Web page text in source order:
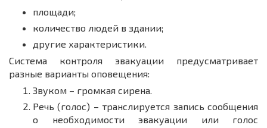
площади;
количество людей в здании;
другие характеристики.
Система контроля эвакуации предусматривает
разные варианты оповещения:
Звуком – громкая сирена.
Речь (голос) – транслируется запись сообщения
о необходимости эвакуации или голос